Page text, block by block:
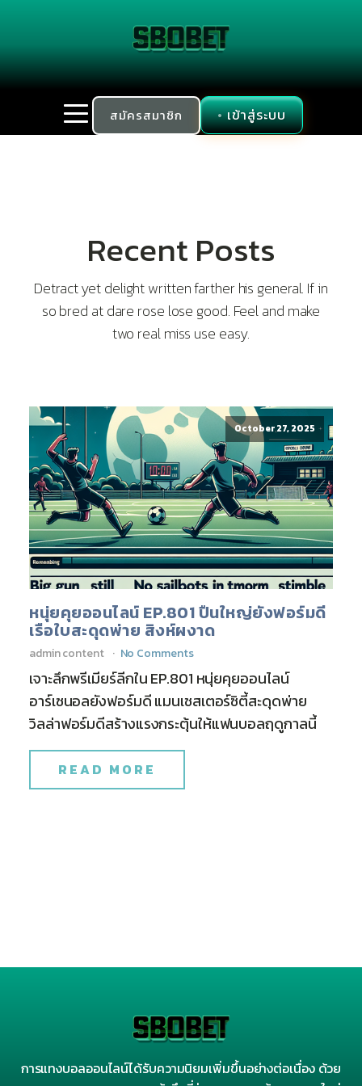
สมัครสมาชิก เข้าสู่ระบบ
Recent Posts
Detract yet delight written farther his general. If in
so bred at dare rose lose good. Feel and make
two real miss use easy.
October 27, 2025
หนุ่ยคุยออนไลน์ EP.801 ปืนใหญ่ยังฟอร์มดี
เรือใบสะดุดพ่าย สิงห์ผงาด
admin content No Comments
เจาะลึกพรีเมียร์ลีกใน EP.801 หนุ่ยคุยออนไลน์
อาร์เซนอลยังฟอร์มดี แมนเชสเตอร์ซิตี้สะดุดพ่าย
วิลล่าฟอร์มดีสร้างแรงกระตุ้นให้แฟนบอลฤดูกาลนี้
READ MORE
การแทงบอลออนไลน์ได้รับความนิยมเพิ่มขึ้นอย่างต่อเนื่อง ด้วย